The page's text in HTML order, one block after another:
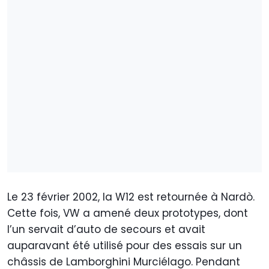
Le 23 février 2002, la W12 est retournée à Nardò.
Cette fois, VW a amené deux prototypes, dont
l’un servait d’auto de secours et avait
auparavant été utilisé pour des essais sur un
châssis de Lamborghini Murciélago. Pendant